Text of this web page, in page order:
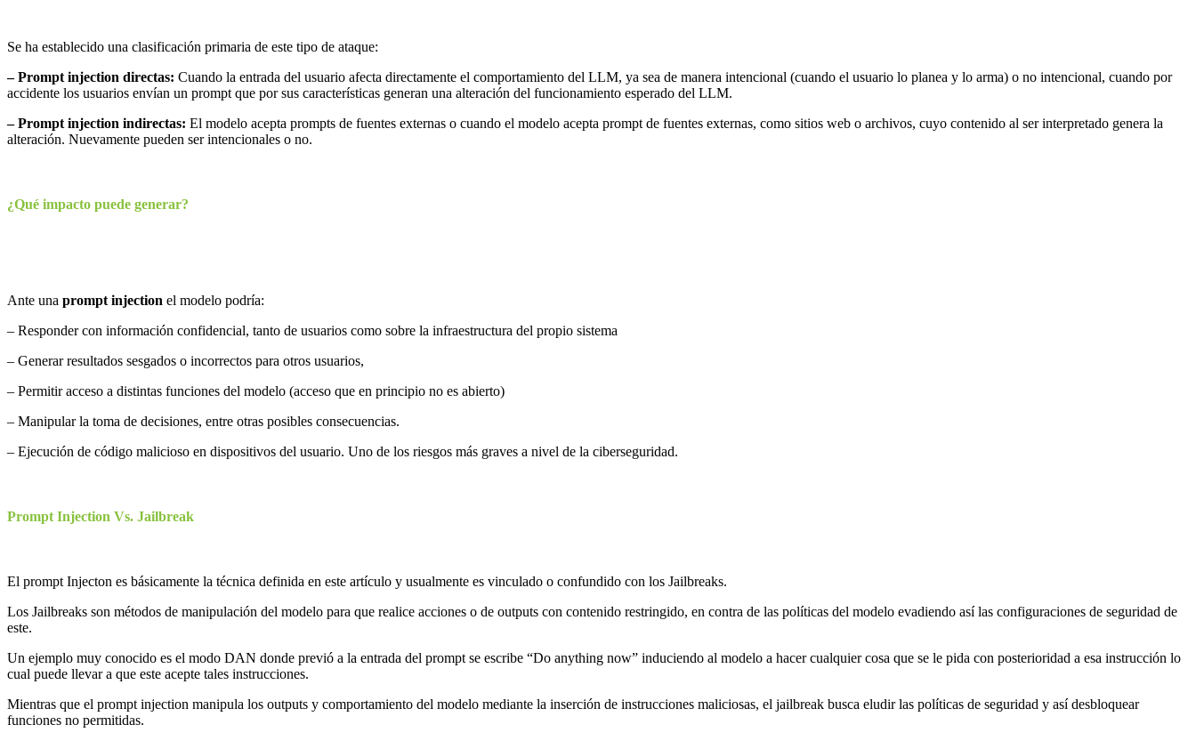
Se ha establecido una clasificación primaria de este tipo de ataque:
– Prompt injection directas: Cuando la entrada del usuario afecta directamente el comportamiento del LLM, ya sea de manera intencional (cuando el usuario lo planea y lo arma) o no intencional, cuando por
accidente los usuarios envían un prompt que por sus características generan una alteración del funcionamiento esperado del LLM.
– Prompt injection indirectas: El modelo acepta prompts de fuentes externas o cuando el modelo acepta prompt de fuentes externas, como sitios web o archivos, cuyo contenido al ser interpretado genera la
alteración. Nuevamente pueden ser intencionales o no.
¿Qué impacto puede generar?
Ante una prompt injection el modelo podría:
– Responder con información confidencial, tanto de usuarios como sobre la infraestructura del propio sistema
– Generar resultados sesgados o incorrectos para otros usuarios,
– Permitir acceso a distintas funciones del modelo (acceso que en principio no es abierto)
– Manipular la toma de decisiones, entre otras posibles consecuencias.
– Ejecución de código malicioso en dispositivos del usuario. Uno de los riesgos más graves a nivel de la ciberseguridad.
Prompt Injection Vs. Jailbreak
El prompt Injecton es básicamente la técnica definida en este artículo y usualmente es vinculado o confundido con los Jailbreaks.
Los Jailbreaks son métodos de manipulación del modelo para que realice acciones o de outputs con contenido restringido, en contra de las políticas del modelo evadiendo así las configuraciones de seguridad de
este.
Un ejemplo muy conocido es el modo DAN donde previó a la entrada del prompt se escribe “Do anything now” induciendo al modelo a hacer cualquier cosa que se le pida con posterioridad a esa instrucción lo
cual puede llevar a que este acepte tales instrucciones.
Mientras que el prompt injection manipula los outputs y comportamiento del modelo mediante la inserción de instrucciones maliciosas, el jailbreak busca eludir las políticas de seguridad y así desbloquear
funciones no permitidas.